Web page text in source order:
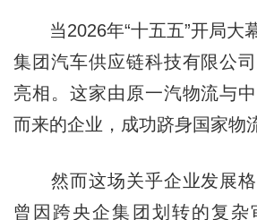
当2026年“十五五”开局大
集团汽车供应链科技有限公
亮相。这家由原一汽物流与
而来的企业，成功跻身国家物流
然而这场关乎企业发展格
曾因跨央企集团划转的复杂